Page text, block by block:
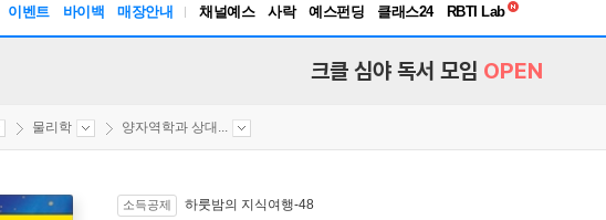
이벤트 바이백 매장안내 채널예스 사락 예스펀딩 클래스24
독서유형검사
크클 심야 독서 모임 OPEN
물리학 양자역학과 상대...
소득공제 하룻밤의 지식여행-48